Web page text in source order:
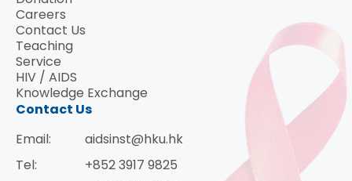
Careers
Contact Us
Teaching
Service
HIV / AIDS
Knowledge Exchange
Contact Us
Email:
aidsinst@hku.hk
Tel:
+852 3917 9825